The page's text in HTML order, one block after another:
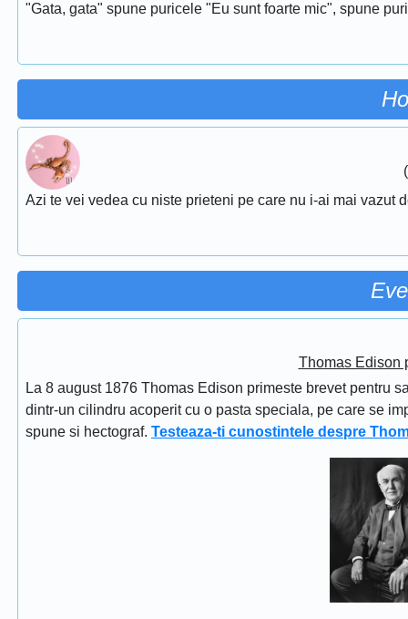
"Gata, gata" spune puricele "Eu sunt foarte mic", spune
Azi te vei vedea cu niste prieteni pe care nu i-ai mai vazut
Thomas Edison
La 8 august 1876 Thomas Edison primeste brevet pentru
dintr-un cilindru acoperit cu o pasta speciala, pe care se
spune si hectograf. Testeaza-ti cunostintele despre